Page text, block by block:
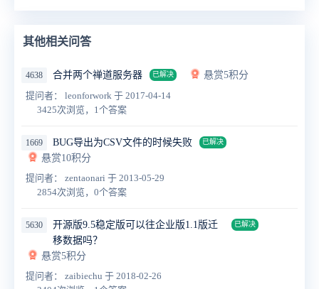
其他相关问答
4638 合并两个禅道服务器 已解决
悬赏5积分
提问者： leonforwork 于 2017-04-14
3425次浏览，1个答案
1669 BUG导出为CSV文件的时候失败 已解决
悬赏10积分
提问者： zentaonari 于 2013-05-29
2854次浏览，0个答案
5630
开源版9.5稳定版可以往企业版1.1版迁
移数据吗？
已解决
悬赏5积分
提问者： zaibiechu 于 2018-02-26